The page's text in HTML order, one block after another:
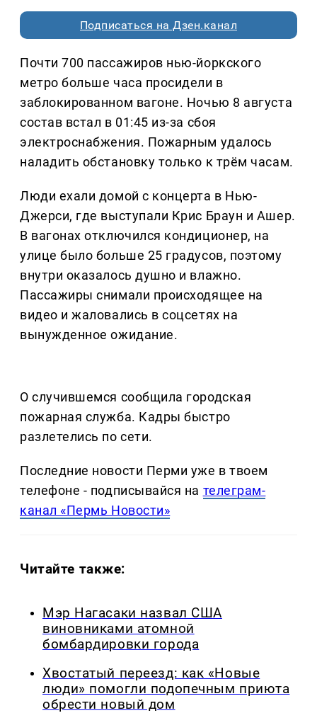
Подписаться на Дзен.канал
Почти 700 пассажиров нью-йоркского
метро больше часа просидели в
заблокированном вагоне. Ночью 8 августа
состав встал в 01:45 из-за сбоя
электроснабжения. Пожарным удалось
наладить обстановку только к трём часам.
Люди ехали домой с концерта в Нью-
Джерси, где выступали Крис Браун и Ашер.
В вагонах отключился кондиционер, на
улице было больше 25 градусов, поэтому
внутри оказалось душно и влажно.
Пассажиры снимали происходящее на
видео и жаловались в соцсетях на
вынужденное ожидание.
О случившемся сообщила городская
пожарная служба. Кадры быстро
разлетелись по сети.
Последние новости Перми уже в твоем
телефоне - подписывайся на телеграм-
канал «Пермь Новости»
Читайте также:
Мэр Нагасаки назвал США
виновниками атомной
бомбардировки города
Хвостатый переезд: как «Новые
люди» помогли подопечным приюта
обрести новый дом